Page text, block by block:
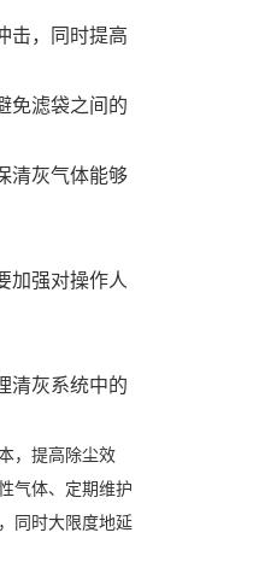
击，同时提高
免滤袋之间的
清灰气体能够
加强对操作人
清灰系统中的
，提高除尘效
气体、定期维护
同时大限度地延